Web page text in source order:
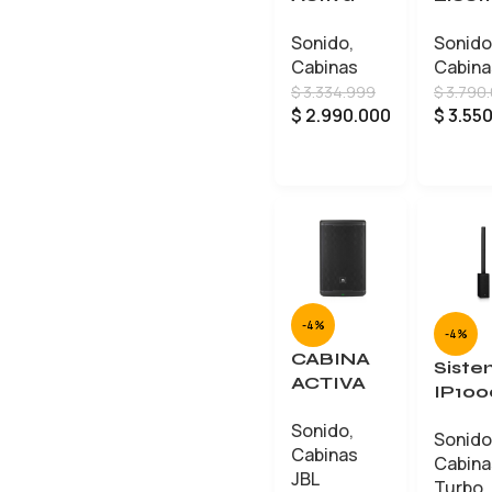
Voice ZLX
12P G2
Sonido,
Cabinas
$3.334.999
$ 2.990.000
ZLX-
G2
Sonido
$
$
-4%
CABINA
ACTIVA
EON715
Sonido,
Cabinas
JBL
-4%
Sonido
Turbo